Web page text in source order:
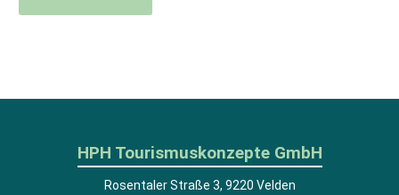
HPH Tourismuskonzepte GmbH
Rosentaler Straße 3, 9220 Velden